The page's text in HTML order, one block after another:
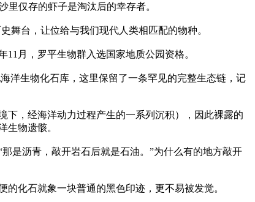
仅存的虾子是淘汰后的幸存者。
舞台，让位给与我们现代人类相匹配的物种。
11月，罗平生物群入选国家地质公园资格。
洋生物化石库，这里保留了一条罕见的完整生态链，记
下，经海洋动力过程产生的一系列沉积），因此裸露的
生物遗骸。
是沥青，敲开岩石后就是石油。”为什么有的地方敲开
化石就象一块普通的黑色印迹，更不易被发觉。